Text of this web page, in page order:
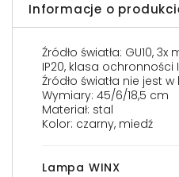
Informacje o
Źródło światła: GU10, 3x
IP20, klasa ochronności I
Źródło światła nie jest
Wymiary: 45/6/18,5 cm
Materiał: stal
Kolor: czarny, miedź
Lampa WINX